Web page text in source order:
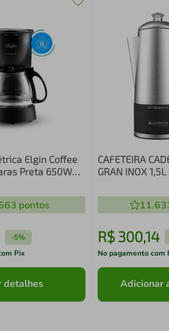
Elgin Coffee
Preta 650W
pontos
-5%
Pix
detalhes
CAFETEIRA
GRAN INOX
R$ 300,14
No pagamento com
Adicionar